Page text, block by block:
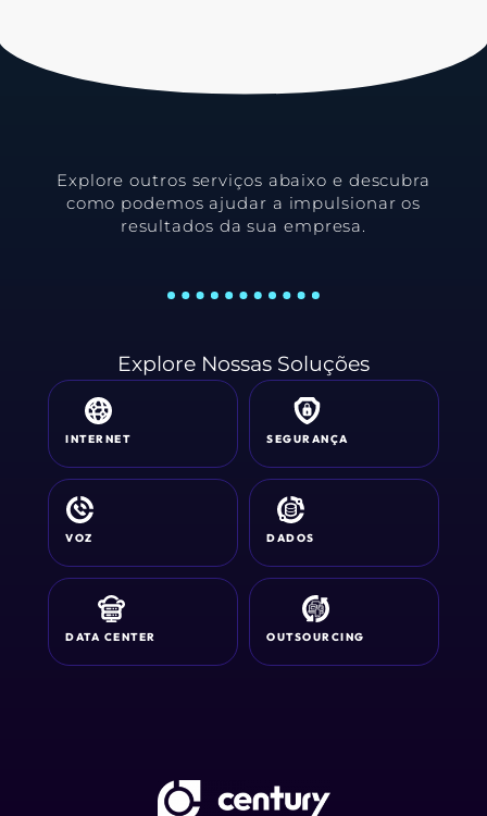
Explore outros serviços abaixo e descubra
como podemos ajudar a impulsionar os
resultados da sua empresa.
Explore Nossas Soluções
INTERNET SEGURANÇA
VOZ DADOS
DATA CENTER OUTSOURCING